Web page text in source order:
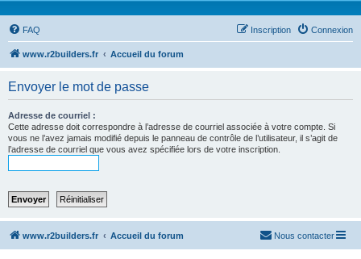
FAQ Connexion
Inscription
www.r2builders.fr Accueil du forum
Envoyer le mot de passe
Adresse de courriel :
Cette adresse doit correspondre à l’adresse de courriel associée à votre compte. Si
vous ne l’avez jamais modifié depuis le panneau de contrôle de l’utilisateur, il s’agit de
l’adresse de courriel que vous avez spécifiée lors de votre inscription.
www.r2builders.fr Accueil du forum Nous contacter